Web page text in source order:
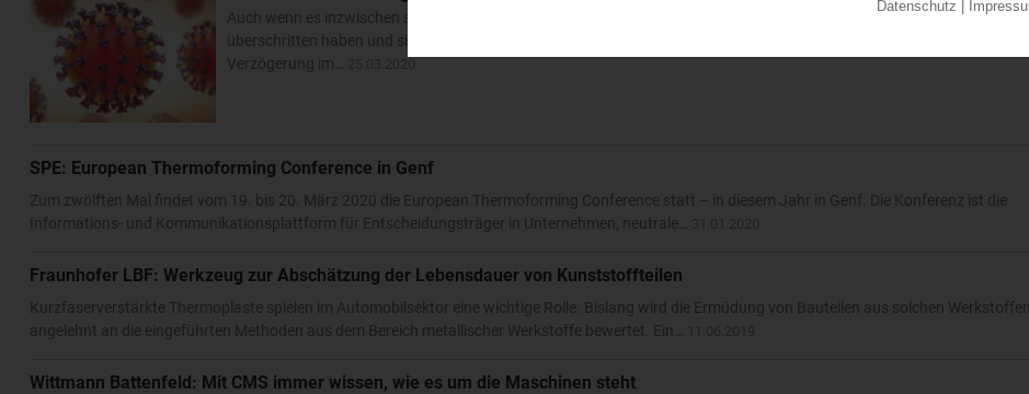
Auch wenn es inzwischen so aussieht, als könnte China als Ausgangspunkt für die Coronavirus-Pandemie den Zenit
überschritten haben und sich mit winzigen Schritten in Richtung Normalität bewegen: Hier in Europa und mit etwas
Verzögerung im…
SPE: European Thermoforming Conference in Genf
Zum zwölften Mal findet vom 19. bis 20. März 2020 die European Thermoforming Conference statt – in diesem Jahr in Genf. Die Konferenz ist die
Informations- und Kommunikationsplattform für Entscheidungsträger in Unternehmen, neutrale…
Fraunhofer LBF: Werkzeug zur Abschätzung der Lebensdauer von Kunststoffteilen
Kurzfaserverstärkte Thermoplaste spielen im Automobilsektor eine wichtige Rolle. Bislang wird die Ermüdung von Bauteilen aus solchen Werkstoffen
angelehnt an die eingeführten Methoden aus dem Bereich metallischer Werkstoffe bewertet. Ein…
Wittmann Battenfeld: Mit CMS immer wissen, wie es um die Maschinen steht